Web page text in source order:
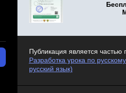
Публикация является частью
Разработка урока по
русский язык)